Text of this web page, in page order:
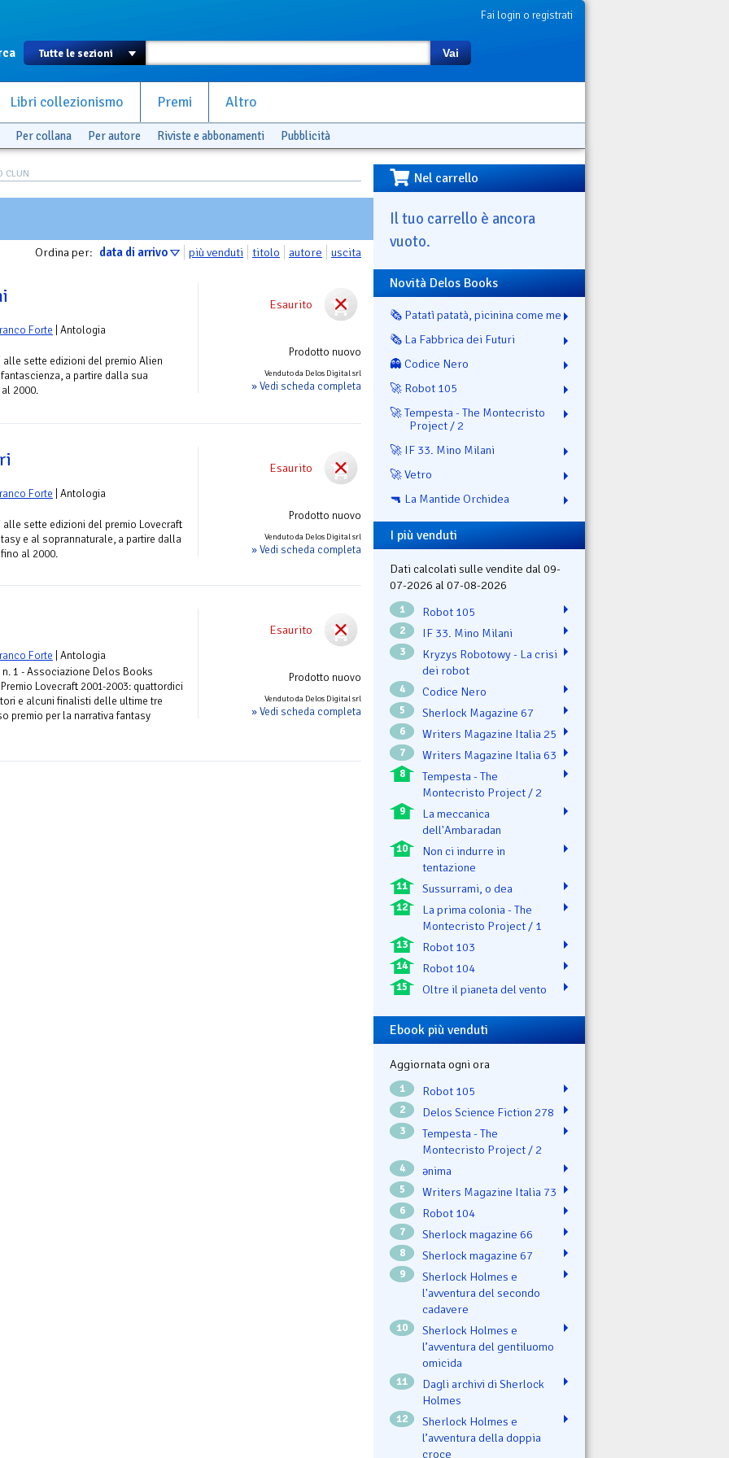
Fai login o registrati
Vai
Libri collezionismo Premi Altro
Per collana Per autore Riviste e abbonamenti Pubblicità
CLUN
Ordina per: data di arrivo più venduti titolo autore uscita
Esaurito
Prodotto nuovo
Venduto da Delos Digital srl
» Vedi scheda completa
Forte | Antologia
sette edizioni del premio Alien
a partire dalla sua
2000.
Esaurito
Prodotto nuovo
Venduto da Delos Digital srl
» Vedi scheda completa
Forte | Antologia
sette edizioni del premio Lovecraft
e al soprannaturale, a partire dalla
al 2000.
Esaurito
Prodotto nuovo
Venduto da Delos Digital srl
» Vedi scheda completa
Forte | Antologia
n. 1 - Associazione Delos Books
Lovecraft 2001-2003: quattordici
e alcuni finalisti delle ultime tre
premio per la narrativa fantasy
Nel carrello
Il tuo carrello è ancora
vuoto.
Novità Delos Books
🗞️ Patatì patatà, picinina come me
🗞️ La Fabbrica dei Futuri
👻 Codice Nero
🚀 Robot 105
🚀 Tempesta - The Montecristo
Project / 2
🚀 IF 33. Mino Milani
🚀 Vetro
🔫 La Mantide Orchidea
I più venduti
Dati calcolati sulle vendite dal 09-
07-2026 al 07-08-2026
1 Robot 105
2 IF 33. Mino Milani
3
Kryzys Robotowy - La crisi
dei robot
4 Codice Nero
5 Sherlock Magazine 67
6 Writers Magazine Italia 25
7 Writers Magazine Italia 63
8
Tempesta - The
Montecristo Project / 2
9
La meccanica
dell'Ambaradan
10
Non ci indurre in
tentazione
11 Sussurrami, o dea
12
La prima colonia - The
Montecristo Project / 1
13 Robot 103
14 Robot 104
15 Oltre il pianeta del vento
Ebook più venduti
Aggiornata ogni ora
1 Robot 105
2 Delos Science Fiction 278
3
Tempesta - The
Montecristo Project / 2
4 ənima
5 Writers Magazine Italia 73
6 Robot 104
7 Sherlock magazine 66
8 Sherlock magazine 67
9
Sherlock Holmes e
l'avventura del secondo
cadavere
10
Sherlock Holmes e
l’avventura del gentiluomo
omicida
11
Dagli archivi di Sherlock
Holmes
12
Sherlock Holmes e
l’avventura della doppia
croce